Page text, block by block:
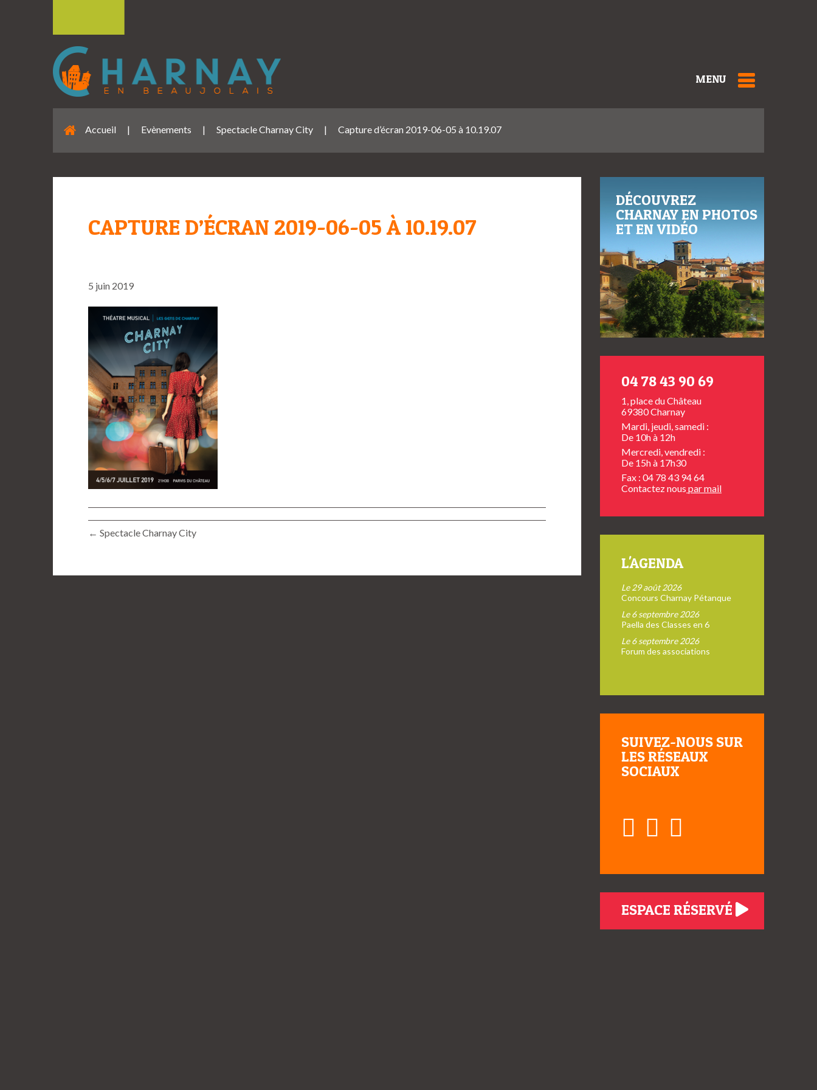
MENU
Accueil | Evènements | Spectacle Charnay City | Capture d’écran 2019-06-05 à 10.19.07
CAPTURE D’ÉCRAN 2019-06-05 À 10.19.07
5 juin 2019
← Spectacle Charnay City
DÉCOUVREZ
CHARNAY EN PHOTOS
ET EN VIDÉO
04 78 43 90 69
1, place du Château
69380 Charnay
Mardi, jeudi, samedi :
De 10h à 12h
Mercredi, vendredi :
De 15h à 17h30
Fax : 04 78 43 94 64
Contactez nous par mail
L'AGENDA
Le 29 août 2026
Concours Charnay Pétanque
Le 6 septembre 2026
Paella des Classes en 6
Le 6 septembre 2026
Forum des associations
SUIVEZ-NOUS SUR
LES RÉSEAUX
SOCIAUX
ESPACE RÉSERVÉ